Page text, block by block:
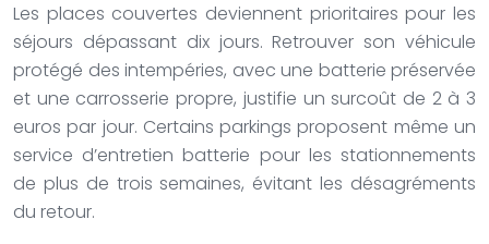
Les places couvertes deviennent prioritaires pour les
séjours dépassant dix jours. Retrouver son véhicule
protégé des intempéries, avec une batterie préservée
et une carrosserie propre, justifie un surcoût de 2 à 3
euros par jour. Certains parkings proposent même un
service d’entretien batterie pour les stationnements
de plus de trois semaines, évitant les désagréments
du retour.